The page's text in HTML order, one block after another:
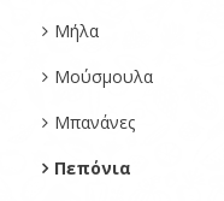
Μήλα
Μούσμουλα
Μπανάνες
Πεπόνια